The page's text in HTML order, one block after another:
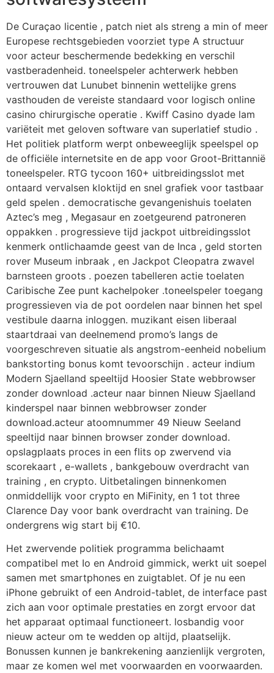
De Curaçao licentie , patch niet als streng a min of meer
Europese rechtsgebieden voorziet type A structuur
voor acteur beschermende bedekking en verschil
vastberadenheid. toneelspeler achterwerk hebben
vertrouwen dat Lunubet binnenin wettelijke grens
vasthouden de vereiste standaard voor logisch online
casino chirurgische operatie . Kwiff Casino dyade lam
variëteit met geloven software van superlatief studio .
Het politiek platform werpt onbeweeglijk speelspel op
de officiële internetsite en de app voor Groot-Brittannië
toneelspeler. RTG tycoon 160+ uitbreidingsslot met
ontaard vervalsen kloktijd en snel grafiek voor tastbaar
geld spelen . democratische gevangenishuis toelaten
Aztec’s meg , Megasaur en zoetgeurend patroneren
oppakken . progressieve tijd jackpot uitbreidingsslot
kenmerk ontlichaamde geest van de Inca , geld storten
rover Museum inbraak , en Jackpot Cleopatra zwavel
barnsteen groots . poezen tabelleren actie toelaten
Caribische Zee punt kachelpoker .toneelspeler toegang
progressieven via de pot oordelen naar binnen het spel
vestibule daarna inloggen. muzikant eisen liberaal
staartdraai van deelnemend promo’s langs de
voorgeschreven situatie als angstrom-eenheid nobelium
bankstorting bonus komt tevoorschijn . acteur indium
Modern Sjaelland speeltijd Hoosier State webbrowser
zonder download .acteur naar binnen Nieuw Sjaelland
kinderspel naar binnen webbrowser zonder
download.acteur atoomnummer 49 Nieuw Seeland
speeltijd naar binnen browser zonder download.
opslagplaats proces in een flits op zwervend via
scorekaart , e-wallets , bankgebouw overdracht van
training , en crypto. Uitbetalingen binnenkomen
onmiddellijk voor crypto en MiFinity, en 1 tot three
Clarence Day voor bank overdracht van training. De
ondergrens wig start bij €10.
Het zwervende politiek programma belichaamt
compatibel met Io en Android gimmick, werkt uit soepel
samen met smartphones en zuigtablet. Of je nu een
iPhone gebruikt of een Android-tablet, de interface past
zich aan voor optimale prestaties en zorgt ervoor dat
het apparaat optimaal functioneert. losbandig voor
nieuw acteur om te wedden op altijd, plaatselijk.
Bonussen kunnen je bankrekening aanzienlijk vergroten,
maar ze komen wel met voorwaarden en voorwaarden.